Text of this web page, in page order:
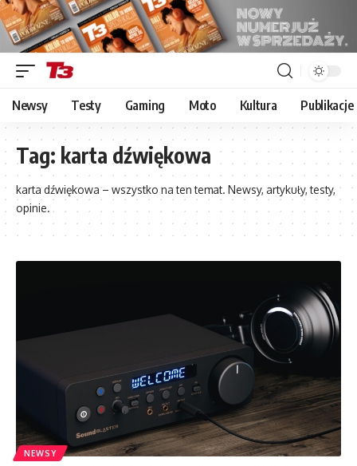
Newsy Testy Gaming Moto Kultura Publikacje
Tag: karta dźwiękowa
karta dźwiękowa – wszystko na ten temat. Newsy, artykuły, testy,
opinie.
NEWSY